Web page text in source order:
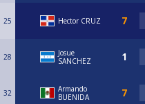
25 Hector CRUZ
28
Josue
SANCHEZ
32
Armando
BUENIDA